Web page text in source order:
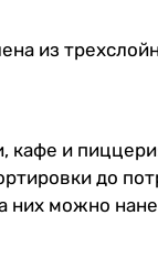
из
кафе и
до
них можно